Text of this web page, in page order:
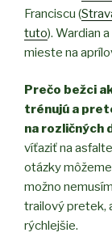
Franciscu (
tuto). Wardian
mieste na
Prečo bežci
trénujú a
na rozličných
víťaziť na
otázky
možno
trailový pretek,
rýchlejšie.